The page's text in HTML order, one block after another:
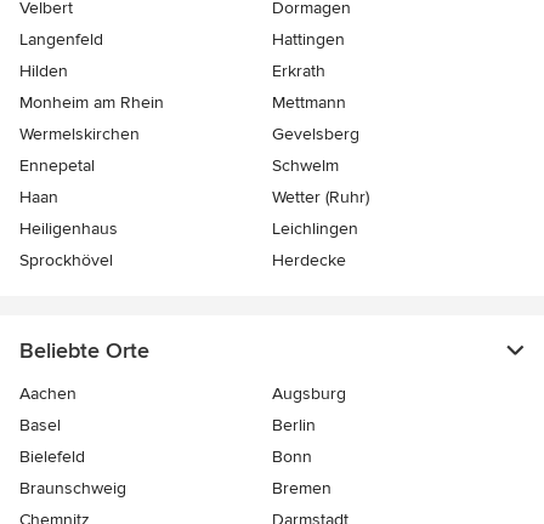
Velbert
Dormagen
Langenfeld
Hattingen
Hilden
Erkrath
Monheim am Rhein
Mettmann
Wermelskirchen
Gevelsberg
Ennepetal
Schwelm
Haan
Wetter (Ruhr)
Heiligenhaus
Leichlingen
Sprockhövel
Herdecke
Beliebte Orte
Aachen
Augsburg
Basel
Berlin
Bielefeld
Bonn
Braunschweig
Bremen
Chemnitz
Darmstadt